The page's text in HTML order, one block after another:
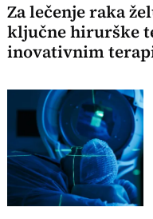
Za lečenje raka
ključne hirurške
inovativnim